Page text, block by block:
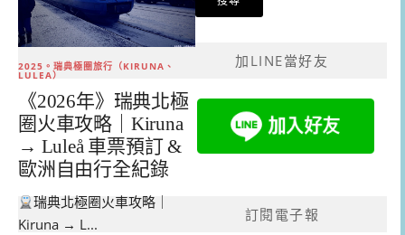
2025。瑞典極圈旅行（KIRUNA、
LULEA）
《2026年》瑞典北極
圈火車攻略｜Kiruna
→ Luleå 車票預訂 &
歐洲自由行全紀錄
瑞典北極圈火車攻略｜
Kiruna → L...
鍵
加LINE當好友
訂閱電子報